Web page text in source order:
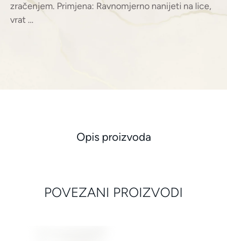
zračenjem. Primjena: Ravnomjerno nanijeti na lice,
vrat …
Opis proizvoda
POVEZANI PROIZVODI